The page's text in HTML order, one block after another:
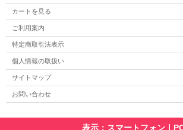
カートを見る
ご利用案内
特定商取引法表示
個人情報の取扱い
サイトマップ
お問い合わせ
表示：スマートフォン｜